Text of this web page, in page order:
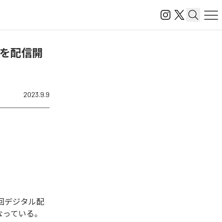
配信開
2023.9.9
デジタル配
ている。